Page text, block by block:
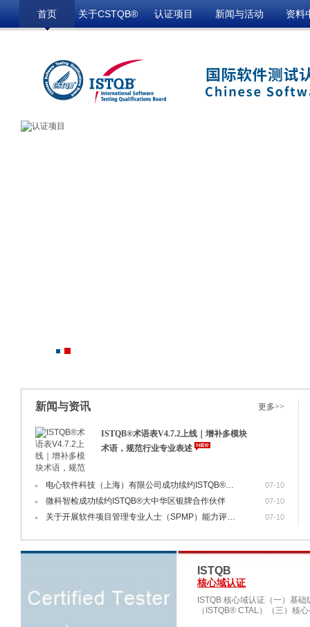
首页 关于CSTQB® 认证项目 新闻与活动 资料
更多>>
新闻与资讯
ISTQB®术语表V4.7.2上线｜增补多模块
术语，规范行业专业表述
07-10
电心软件科技（上海）有限公司成功续约ISTQB®大中华区金牌合作伙伴
07-10
微科智检成功续约ISTQB®大中华区银牌合作伙伴
07-10
关于开展软件项目管理专业人士（SPMP）能力评价2026年第三次考试的通知
ISTQB
核心域认证
ISTQB 核心域认证（一）基
（ISTQB® CTAL）（三）核